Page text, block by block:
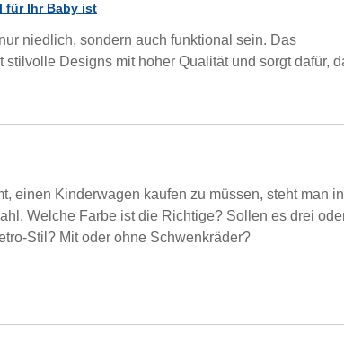
für Ihr Baby ist
niedlich, sondern auch funktional sein. Das
Designs mit hoher Qualität und sorgt dafür,
einen Kinderwagen kaufen zu müssen, steht man in
Welche Farbe ist die Richtige? Sollen es drei
Stil? Mit oder ohne Schwenkräder?